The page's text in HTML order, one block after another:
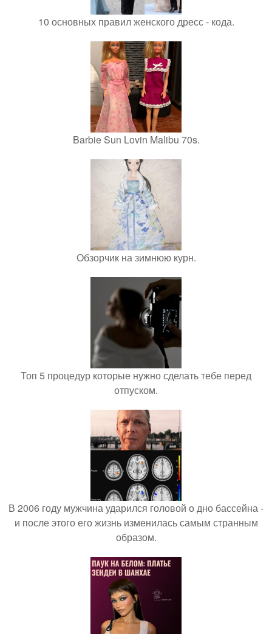
10 основных правил женского дресс - кода.
Barbie Sun Lovin Malibu 70s.
Обзорчик на зимнюю курн.
Топ 5 процедур которые нужно сделать тебе перед
отпуском.
В 2006 году мужчина ударился головой о дно бассейна -
и после этого его жизнь изменилась самым странным
образом.